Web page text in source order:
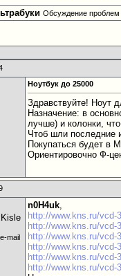
Обсуждение проблем
Ноутбук до 25000
Здравствуйте! Ноут
Назначение: в
лучше) и колонки,
Чтоб шли последние
Покупаться будет в
Ориентировочно Ф-
mail
n0H4uk,
http://www.kns.ru/vcd-
http://www.kns.ru/vcd-
http://www.kns.ru/vcd-
http://www.kns.ru/vcd-
http://www.kns.ru/vcd-
http://www.kns.ru/vcd-